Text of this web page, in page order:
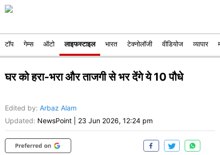
टॉप गेम्स ऑटो लाइफस्टाइल भारत टेक्नोलॉजी वीडियोज व्यापार
घर को हरा-भरा और ताजगी से भर देंगे ये 10 पौधे
Edited by: Arbaz Alam
Updated: NewsPoint 23 Jun 2026, 12:24 pm